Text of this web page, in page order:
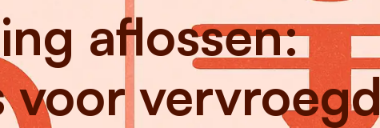
aflossen:
vervroegd